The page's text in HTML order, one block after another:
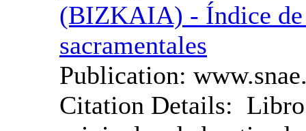
sacramentales
Publication:
Citation Details: